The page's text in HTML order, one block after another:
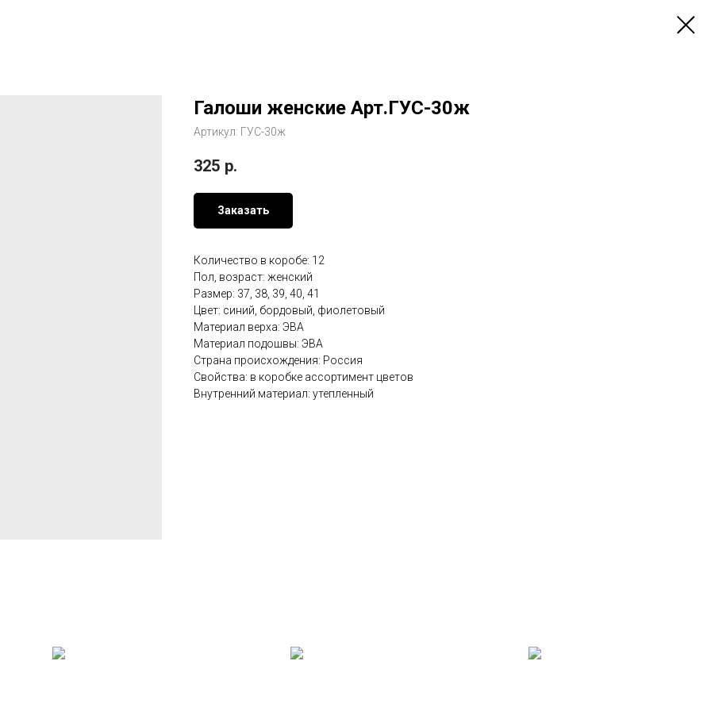
Галоши женские Арт.ГУС-30ж
Артикул: ГУС-30ж
325 р.
Заказать
Количество в коробе: 12
Пол, возраст: женский
Размер: 37, 38, 39, 40, 41
Цвет: синий, бордовый, фиолетовый
Материал верха: ЭВА
Материал подошвы: ЭВА
Страна происхождения: Россия
Свойства: в коробке ассортимент цветов
Внутренний материал: утепленный